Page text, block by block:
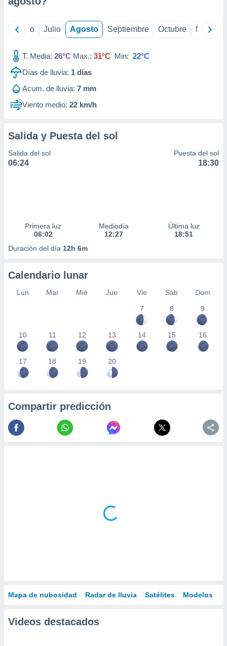
mediante
publicidad
publicidad
1199
Junio Julio Agosto Septiembre Octubre
T. Media: 26°C Max.: 31°C Min: 22°C
Días de lluvia: 1 días
Acum. de lluvia: 7 mm
Viento medio: 22 km/h
Salida y Puesta del sol
Salida del sol
06:24
Puesta del sol
18:30
Primera luz
06:02
Mediodía
12:27
Última luz
18:51
Duración del día 12h 6m
Calendario lunar
Lun Mar Mié Jue Vie Sáb
Dom
7
8 9
10 11 12 13 14 15 16
17 18 19 20
Compartir predicción
Mapa de nubosidad Radar de lluvia Satélites Modelos
Videos destacados